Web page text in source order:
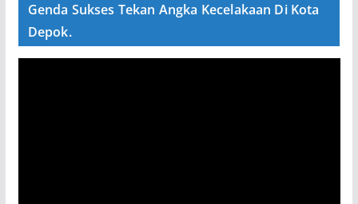
Genda Sukses Tekan Angka Kecelakaan Di Kota
Depok.